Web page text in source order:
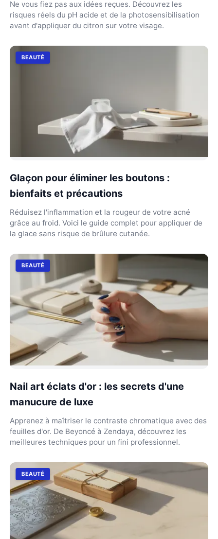
Ne vous fiez pas aux idées reçues. Découvrez les
risques réels du pH acide et de la photosensibilisation
avant d'appliquer du citron sur votre visage.
BEAUTÉ
Glaçon pour éliminer les boutons :
bienfaits et précautions
Réduisez l'inflammation et la rougeur de votre acné
grâce au froid. Voici le guide complet pour appliquer de
la glace sans risque de brûlure cutanée.
BEAUTÉ
Nail art éclats d'or : les secrets d'une
manucure de luxe
Apprenez à maîtriser le contraste chromatique avec des
feuilles d'or. De Beyoncé à Zendaya, découvrez les
meilleures techniques pour un fini professionnel.
BEAUTÉ